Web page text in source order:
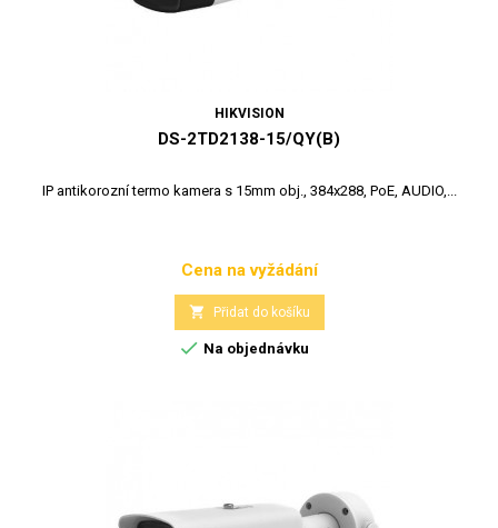
HIKVISION
DS-2TD2138-15/QY(B)
IP antikorozní termo kamera s 15mm obj., 384x288, PoE, AUDIO,...
Cena
Cena na vyžádání
 Přidat do košíku
 Na objednávku